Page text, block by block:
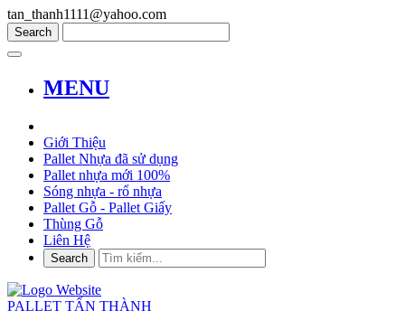
tan_thanh1111@yahoo.com
MENU
Giới Thiệu
Pallet Nhựa đã sử dụng
Pallet nhựa mới 100%
Sóng nhựa - rổ nhựa
Pallet Gỗ - Pallet Giấy
Thùng Gỗ
Liên Hệ
PALLET TẤN THÀNH